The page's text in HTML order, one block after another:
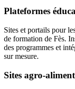
Plateformes
Sites et portails pour
de formation de Fès.
des programmes et
sur mesure.
Sites agro-